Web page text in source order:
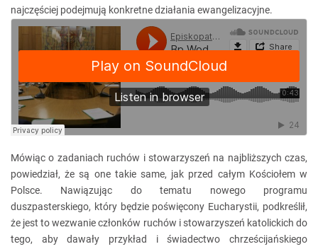
najczęściej podejmują konkretne działania ewangelizacyjne.
Mówiąc o zadaniach ruchów i stowarzyszeń na najbliższych czas,
powiedział, że są one takie same, jak przed całym Kościołem w
Polsce. Nawiązując do tematu nowego programu
duszpasterskiego, który będzie poświęcony Eucharystii, podkreślił,
że jest to wezwanie członków ruchów i stowarzyszeń katolickich do
tego, aby dawały przykład i świadectwo chrześcijańskiego